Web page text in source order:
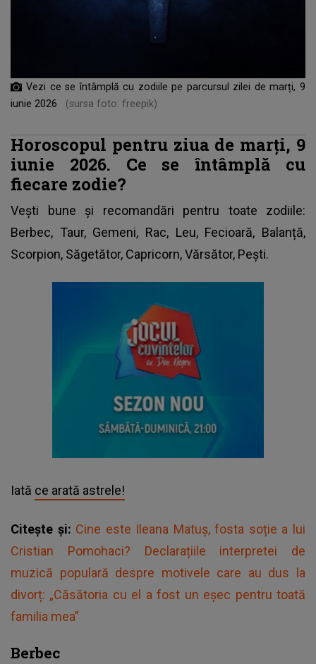
Vezi ce se întâmplă cu zodiile pe parcursul zilei de marți, 9
iunie 2026
(sursa foto: freepik)
Horoscopul pentru ziua de marți, 9
iunie 2026. Ce se întâmplă cu
fiecare zodie?
Vești bune și recomandări pentru toate zodiile:
Berbec, Taur, Gemeni, Rac, Leu, Fecioară, Balanță,
Scorpion, Săgetător, Capricorn, Vărsător, Pești.
Iată ce arată astrele!
Citește și: Cine este Ileana Matuș, fosta soție a lui
Cristian Pomohaci? Declarațiile interpretei de
muzică populară despre motivele care au dus la
divorț: „Căsătoria cu el a fost un eșec pentru toată
familia mea”
Berbec